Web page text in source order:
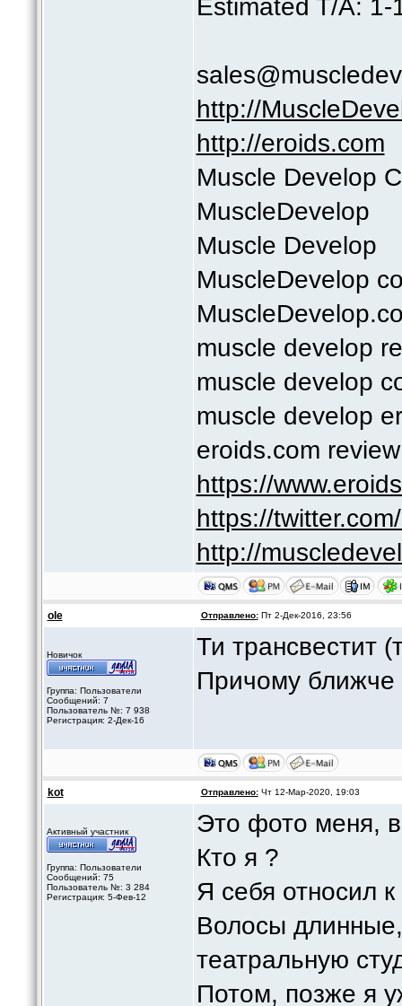
Estimated T/A:
http://
http://eroids.com
Muscle Develop
MuscleDevelop
Muscle Develop
MuscleDevelop
muscle develop
muscle develop
muscle develop
eroids.com review
https://
https://
http://
ole Отправлено:Пт 2-Дек-2016, 23:56
Новичок
Группа: Пользователи
Сообщений: 7
Пользователь №: 7 938
Регистрация: 2-Дек-16
Ти трансвестит
Причому ближче
kot Отправлено:Чт 12-Мар-2020, 19:03
Активный участник
Группа: Пользователи
Сообщений: 75
Пользователь №: 3 284
Регистрация: 5-Фев-12
Это фото меня,
Кто я ?
Я себя относил
Волосы
театральную
Потом, позже я